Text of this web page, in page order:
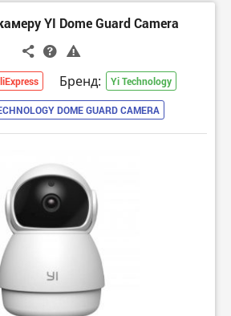
YI Dome Guard Camera
Бренд: Yi Technology
DOME GUARD CAMERA